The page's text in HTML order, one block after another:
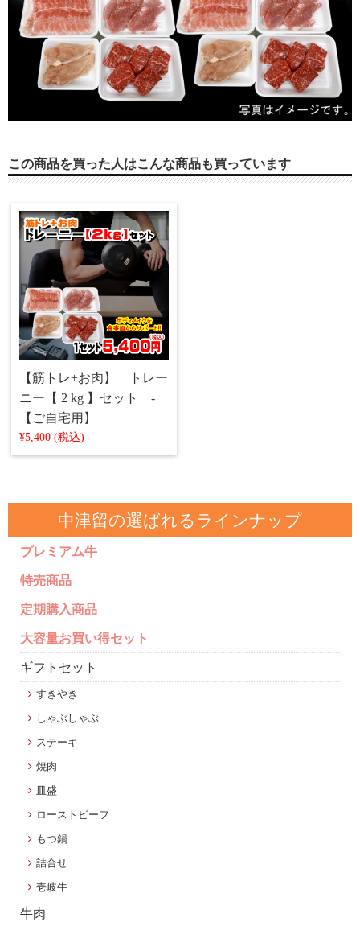
この商品を買った人はこんな商品も買っています
【筋トレ+お肉】 トレー
ニー【 2 kg 】セット -
【ご自宅用】
¥5,400 (税込)
中津留の選ばれるラインナップ
プレミアム牛
特売商品
定期購入商品
大容量お買い得セット
ギフトセット
すきやき
しゃぶしゃぶ
ステーキ
焼肉
皿盛
ローストビーフ
もつ鍋
詰合せ
壱岐牛
牛肉